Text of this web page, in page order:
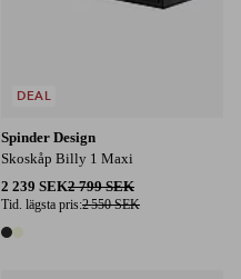
Spinder Design
Skoskåp Billy 1 Maxi
2 239 SEK2 799 SEK
Tid. lägsta pris:2 550 SEK
2 färger
DEAL